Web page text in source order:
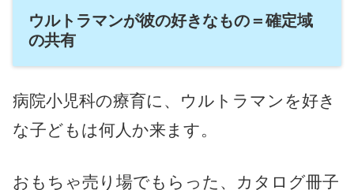
ウルトラマンが彼の好きなもの＝確定域
の共有
病院小児科の療育に、ウルトラマンを好き
な子どもは何人か来ます。
おもちゃ売り場でもらった、カタログ冊子